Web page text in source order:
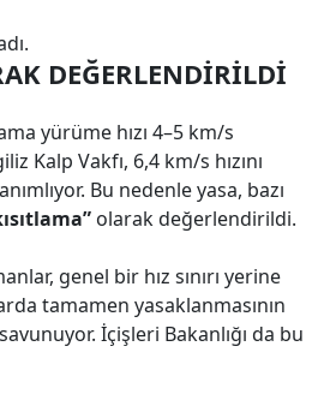
DEĞERLENDİRİLDİ
yürüme hızı 4–5 km/s
Kalp Vakfı, 6,4 km/s hızını
Bu nedenle yasa, bazı
olarak değerlendirildi.
genel bir hız sınırı yerine
tamamen yasaklanmasının
İçişleri Bakanlığı da bu